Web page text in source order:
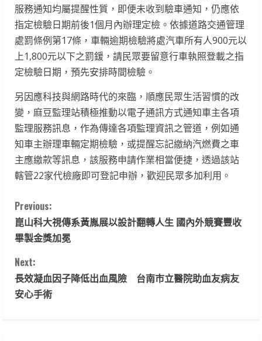
服務通知均屬提醒性質，即便未收到驗車通知，仍應依
指定檢驗日期前後1個月內辦理定檢。依據道路交通管理
處罰條例第17條，車輛逾期檢驗將處汽車所有人900元以
上1,800元以下之罰鍰，請民眾要留意行車執照登載之指
定檢驗日期，預先安排時間檢驗。
另因應科技與網路時代的來臨，順應民眾生活習慣的改
變，麻豆監理站積極推動以電子通訊方式通知車主各項
監理服務訊息，作為傳達各項監理資訊之管道，例如通
知車主辦理車輛定期檢驗，或提醒忘記繳納汽燃費之車
主應繳款等訊息，該服務申請作業相當便捷，透過該站
轄管22家代檢廠即可登記申辦，歡迎民眾多加利用。
C
o
n
t
i
Previous:
崑山科大視傳系黃胤展以設計翻轉人生 國內外競賽豐收
畢製金獎加冕
Next:
長效凝血因子降低出血風險 台南市立醫院助血友病友
安心手術